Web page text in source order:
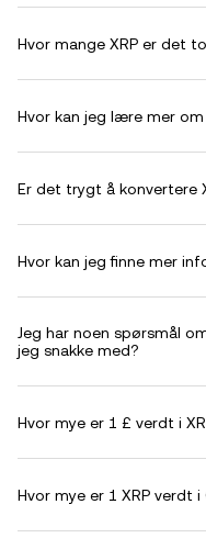
Hvor mange XRP er det
Hvor kan jeg lære mer
Er det trygt å konvertere
Hvor kan jeg finne mer
Jeg har noen spørsmål
jeg snakke med?
Hvor mye er 1 £ verdt i
Hvor mye er 1 XRP verdt i